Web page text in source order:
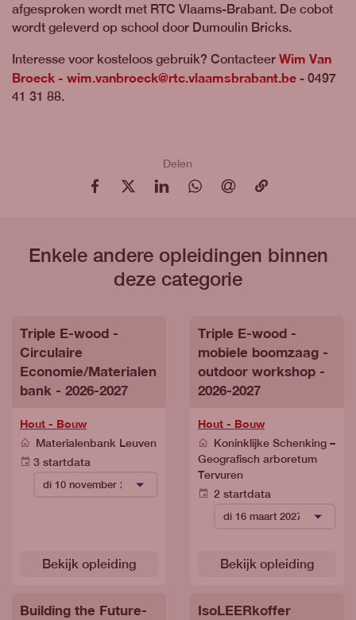
afgesproken wordt met RTC Vlaams-Brabant. De cobot
wordt geleverd op school door Dumoulin Bricks.
Interesse voor kosteloos gebruik? Contacteer Wim Van
Broeck - wim.vanbroeck@rtc.vlaamsbrabant.be - 0497
41 31 88.
Delen
op Facebook
op X op LinkedInop WhatsApp
via e-mailvia e-mail
Enkele andere opleidingen binnen
deze categorie
Triple E-wood -
Circulaire
Economie/Materialen
bank - 2026-2027
Hout - Bouw
Materialenbank Leuven
3 startdata
Bekijk opleiding
Triple E-wood -
mobiele boomzaag -
outdoor workshop -
2026-2027
Hout - Bouw
Koninklijke Schenking –
Geografisch arboretum
Tervuren
2 startdata
Bekijk opleiding
Building the Future-
IsoLEERkoffer